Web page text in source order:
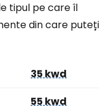
tipul pe care îl
din care puteți
35 kwd
55 kwd